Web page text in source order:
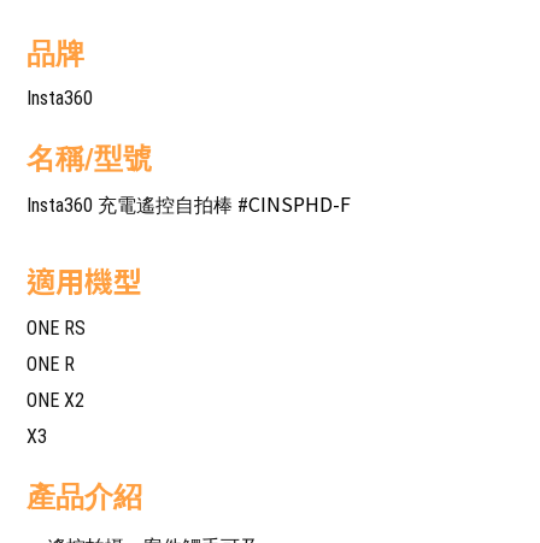
品牌
Insta360
名稱/型號
Insta360 充電遙控自拍棒 #CINSPHD-F
適用機型
ONE RS
ONE R
ONE X2
X3
產品介紹